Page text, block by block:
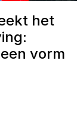
het
vorm